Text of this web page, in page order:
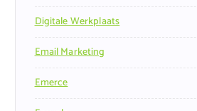
Digitale Werkplaats
Email Marketing
Emerce